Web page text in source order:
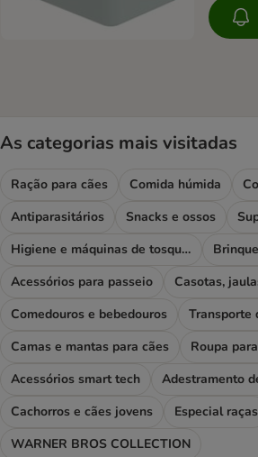
As categorias mais visitadas
Ração para cães Comida húmida
Antiparasitários
Snacks e ossos
Higiene e máquinas de tosquiar
Acessórios para passeio
Comedouros e bebedouros
Transporte
Camas e mantas para cães
Roupa
Acessórios smart tech
Cachorros e cães jovens
Especial raças
WARNER BROS COLLECTION